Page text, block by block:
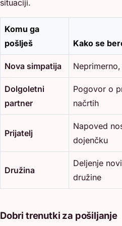
situaciji.
Komu ga
pošlješ
Kako se
Nova simpatija
Dolgoletni
partner
Pogovor o
načrtih
Prijatelj
Napoved
dojenčku
Družina
Deljenje
družine
Dobri trenutki za pošiljanje